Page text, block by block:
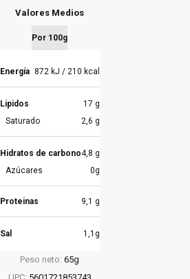
Valores Medios
Por 100g
Energía 872 kJ / 210 kcal
Lipidos
17 g
Saturado
2,6 g
Hidratos de carbono4,8 g
Azúcares
0g
Proteinas 9,1 g
Sal 1,1g
Peso neto: 65g